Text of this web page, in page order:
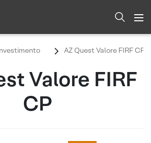
AZ Quest Valore FIRF CP
Valore FIRF
CP